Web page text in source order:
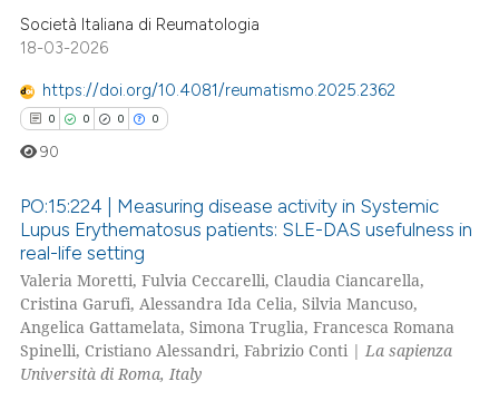
how this article has been
atscite.ai
shows how a scientific paper
of the citation, a
describing whether
mentions, or contrasts
claim, and a label
in which section the
was made.
Società Italiana di Reumatologia
18-03-2026
https://doi.org/10.4081/reumatismo.2025.2362
0 0 0 0
Citing Publications
Supporting
Mentioning
Contrasting
90
PO:15:224 | Measuring disease activity in Systemic
Lupus Erythematosus patients: SLE-DAS usefulness in
real-life setting
Valeria Moretti, Fulvia Ceccarelli, Claudia Ciancarella,
Cristina Garufi, Alessandra Ida Celia, Silvia Mancuso,
Angelica Gattamelata, Simona Truglia, Francesca Romana
Spinelli, Cristiano Alessandri, Fabrizio Conti |La sapienza
Università di Roma, Italy